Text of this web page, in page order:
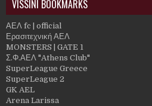
VISSINI BOOKMARKS
ΑΕΛ fc | official
Ερασιτεχνική ΑΕΛ
MONSTERS | GATE 1
Σ.Φ.ΑΕΛ "Athens Club"
SuperLeague Greece
SuperLeague 2
GK AEL
Arena Larissa